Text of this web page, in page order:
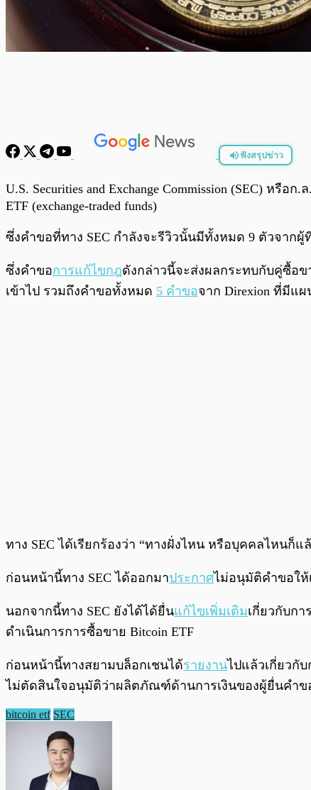
ฟังสรุปข่าว
พร้อมเล่น
U.S. Securities and Exchange Commission (SEC) ห
ETF (exchange-traded funds)
ซึ่งคำขอที่ทาง SEC กำลังจะรีวิวนั้นมีทั้งหมด 9 ตัวจาก
ซึ่งคำขอการแก้ไขกฎดังกล่าวนี้จะส่งผลกระทบกับคู่ซื้อขา
เข้าไป รวมถึงคำขอทั้งหมด 5 คำขอจาก Direxion ที่มีแ
ทาง SEC ได้เรียกร้องว่า “ทางฝั่งไหน หรือบุคคลไหน
ก่อนหน้านี้ทาง SEC ได้ออกมาประกาศไม่อนุมัติคำขอให้
นอกจากนี้ทาง SEC ยังได้ได้ยื่นแก้ไขเพิ่มเติมเกี่ยวกับกา
ดำเนินการการซื้อขาย Bitcoin ETF
ก่อนหน้านี้ทางสยามบล็อกเชนได้รายงานไปแล้วเกี่ยวกั
ไม่ตัดสินใจอนุมัติว่าผลิตภัณฑ์ด้านการเงินของผู้ยื่นคำขอ
bitcoin etf SEC